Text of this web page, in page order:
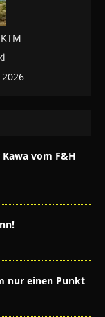
vom F&H
nur einen Punkt